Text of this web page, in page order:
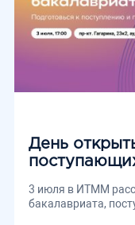
День
3 июля в ИТММ
бакалавриата,